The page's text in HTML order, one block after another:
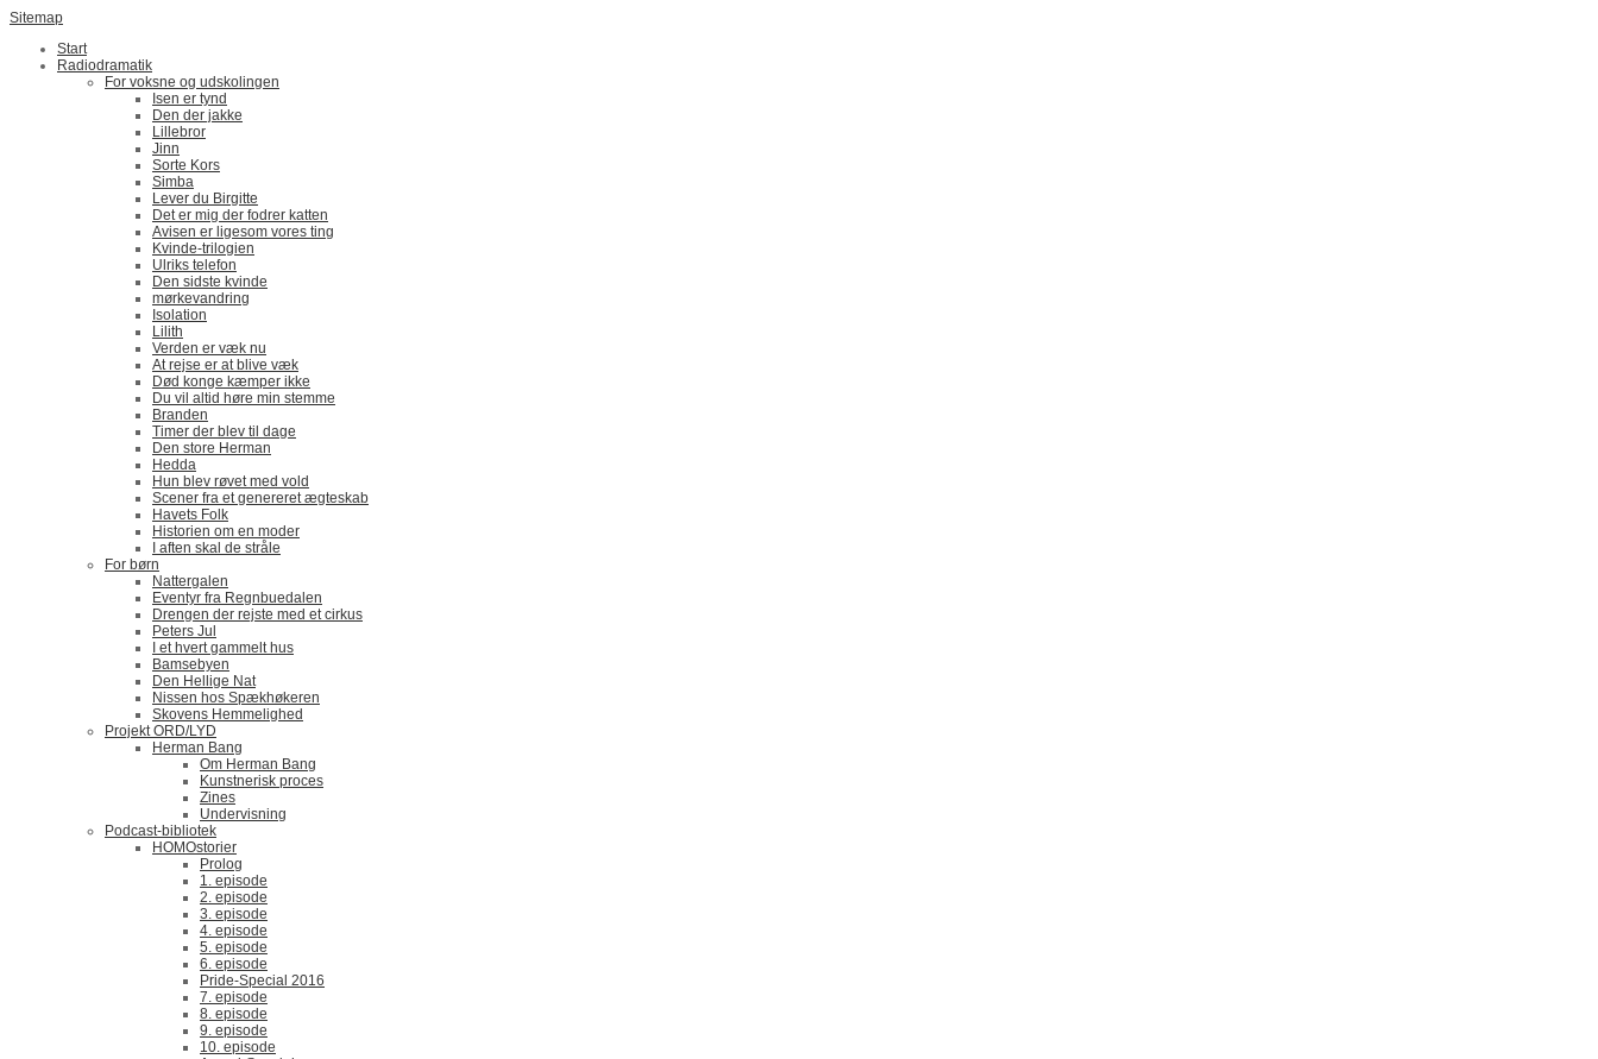
Sitemap
Start
Radiodramatik
For voksne og udskolingen
Isen er tynd
Den der jakke
Lillebror
Jinn
Sorte Kors
Simba
Lever du Birgitte
Det er mig der fodrer katten
Avisen er ligesom vores ting
Kvinde-trilogien
Ulriks telefon
Den sidste kvinde
mørkevandring
Isolation
Lilith
Verden er væk nu
At rejse er at blive væk
Død konge kæmper ikke
Du vil altid høre min stemme
Branden
Timer der blev til dage
Den store Herman
Hedda
Hun blev røvet med vold
Scener fra et genereret ægteskab
Havets Folk
Historien om en moder
I aften skal de stråle
For børn
Nattergalen
Eventyr fra Regnbuedalen
Drengen der rejste med et cirkus
Peters Jul
I et hvert gammelt hus
Bamsebyen
Den Hellige Nat
Nissen hos Spækhøkeren
Skovens Hemmelighed
Projekt ORD/LYD
Herman Bang
Om Herman Bang
Kunstnerisk proces
Zines
Undervisning
Podcast-bibliotek
HOMOstorier
Prolog
1. episode
2. episode
3. episode
4. episode
5. episode
6. episode
Pride-Special 2016
7. episode
8. episode
9. episode
10. episode